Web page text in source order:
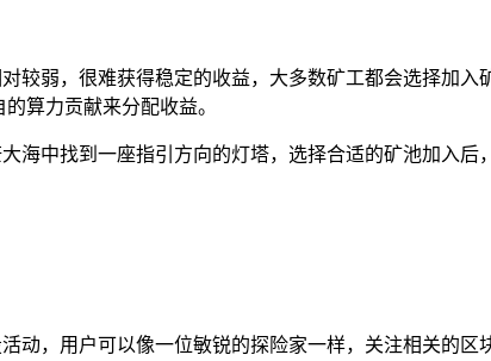
较弱，很难获得稳定的收益，大多数矿工都会选择加入
算力贡献来分配收益。
海中找到一座指引方向的灯塔，选择合适的矿池加入
动，用户可以像一位敏锐的探险家一样，关注相关的